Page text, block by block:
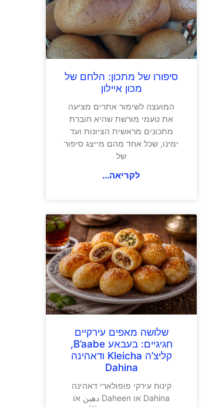
סיפורו של מתכון: הלחם של
מכון איילון
המועצה לשימור אתרים מציעה
את טעמי מורשת שהיא חוברת
מתכונים מראשית הציונות ועד
ימינו, שכל אחד מהם מייצג סיפור
של
לקריאה...
שלושה מאפים עירקיים
חגיגיים: בעבאע B’aabe,
קליצ’ה Kleicha ודאהינה
Dahina
קינוח עירקי פופולארי דאהינה
Dahina או Daheen دهين או